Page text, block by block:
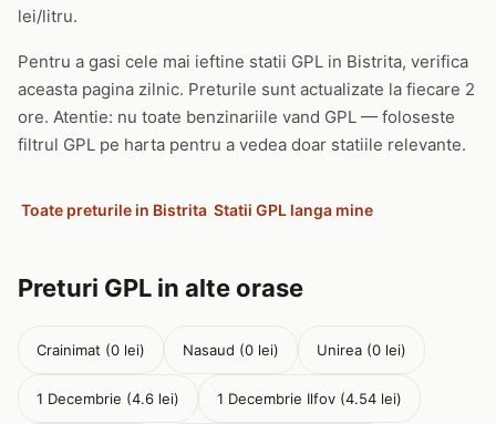
lei/litru.
Pentru a gasi cele mai ieftine statii GPL in Bistrita, verifica
aceasta pagina zilnic. Preturile sunt actualizate la fiecare 2
ore. Atentie: nu toate benzinariile vand GPL — foloseste
filtrul GPL pe harta pentru a vedea doar statiile relevante.
Toate preturile in Bistrita Statii GPL langa mine
Preturi GPL in alte orase
Crainimat (0 lei) Nasaud (0 lei) Unirea (0 lei)
1 Decembrie (4.6 lei) 1 Decembrie Ilfov (4.54 lei)